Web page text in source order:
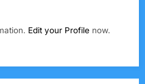
Edit your Profile now.